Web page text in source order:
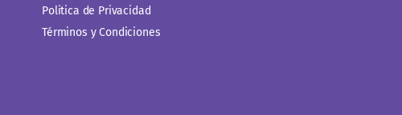
Politica de Privacidad
Términos y Condiciones